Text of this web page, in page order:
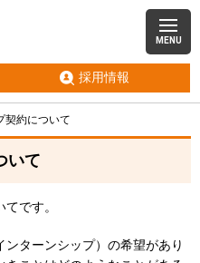
MENU
採用情報
契約について
いて
です。
ターンシップ）の希望があり